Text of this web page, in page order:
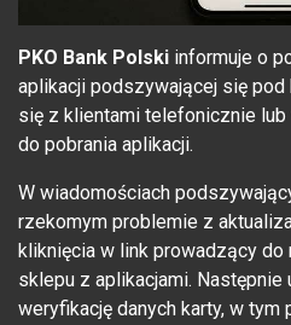
PKO Bank Polski informuje o
aplikacji podszywającej się pod
się z klientami telefonicznie lub
do pobrania aplikacji.
W wiadomościach
rzekomym problemie z
kliknięcia w link prowadzący do
sklepu z aplikacjami.
weryfikację danych karty, w tym